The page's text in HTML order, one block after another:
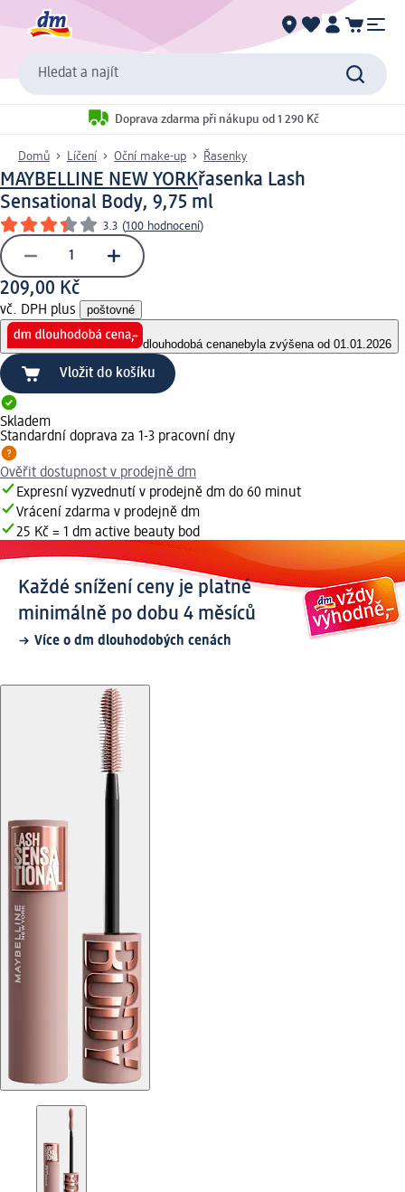
Hledat a najít
Doprava zdarma při nákupu od 1 290 Kč
Domů Líčení Oční make-up Řasenky
MAYBELLINE NEW YORKřasenka Lash
Sensational Body, 9,75 ml
3.3 (100 hodnocení)
209,00 Kč
vč. DPH plus poštovné
dlouhodobá cenanebyla zvýšena od 01.01.2026
Vložit do košíku
Skladem
Standardní doprava za 1-3 pracovní dny
Ověřit dostupnost v prodejně dm
Expresní vyzvednutí v prodejně dm do 60 minut
Vrácení zdarma v prodejně dm
25 Kč = 1 dm active beauty bod
Každé snížení ceny je platné
minimálně po dobu 4 měsíců
Více o dm dlouhodobých cenách